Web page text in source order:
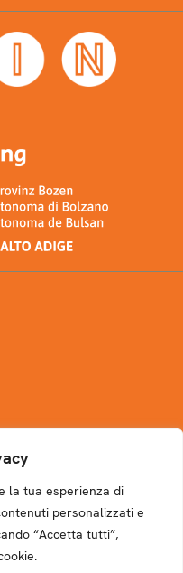
la tua esperienza di
personalizzati e
“Accetta tutti”,